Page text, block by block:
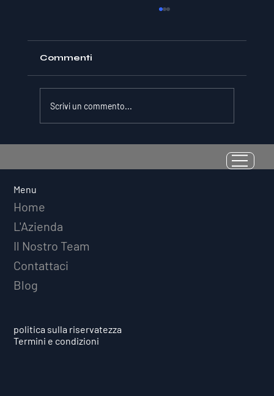
Misurabile: Perché il Quoziente di
Commenti
Scrivi un commento...
Menu
Home
L'Azienda
Il Nostro Team
Contattaci
Blog
politica sulla riservatezza
Termini e condizioni